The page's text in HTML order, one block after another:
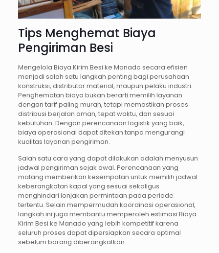
Tips Menghemat Biaya
Pengiriman Besi
Mengelola Biaya Kirim Besi ke Manado secara efisien
menjadi salah satu langkah penting bagi perusahaan
konstruksi, distributor material, maupun pelaku industri.
Penghematan biaya bukan berarti memilih layanan
dengan tarif paling murah, tetapi memastikan proses
distribusi berjalan aman, tepat waktu, dan sesuai
kebutuhan. Dengan perencanaan logistik yang baik,
biaya operasional dapat ditekan tanpa mengurangi
kualitas layanan pengiriman.
Salah satu cara yang dapat dilakukan adalah menyusun
jadwal pengiriman sejak awal. Perencanaan yang
matang memberikan kesempatan untuk memilih jadwal
keberangkatan kapal yang sesuai sekaligus
menghindari lonjakan permintaan pada periode
tertentu. Selain mempermudah koordinasi operasional,
langkah ini juga membantu memperoleh estimasi Biaya
Kirim Besi ke Manado yang lebih kompetitif karena
seluruh proses dapat dipersiapkan secara optimal
sebelum barang diberangkatkan.